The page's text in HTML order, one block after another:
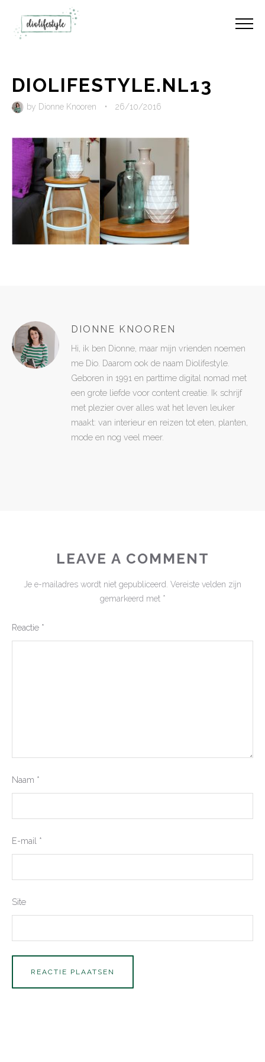
DIOLIFESTYLE.NL13
by Dionne Knooren • 26/10/2016
DIONNE KNOOREN
Hi, ik ben Dionne, maar mijn vrienden noemen
me Dio. Daarom ook de naam Diolifestyle.
Geboren in 1991 en parttime digital nomad met
een grote liefde voor content creatie. Ik schrijf
met plezier over alles wat het leven leuker
maakt: van interieur en reizen tot eten, planten,
mode en nog veel meer.
LEAVE A COMMENT
Je e-mailadres wordt niet gepubliceerd. Vereiste velden zijn
gemarkeerd met *
Reactie *
Naam *
E-mail *
Site